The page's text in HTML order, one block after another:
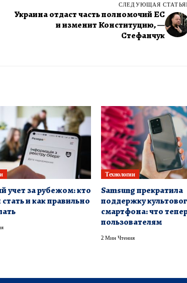
СЛЕДУЮЩАЯ СТАТЬЯ
Украина отдаст часть полномочий ЕС
и изменит Конституцию, —
Стефанчук
учет за рубежом: кто
и как правильно
Технологии
Samsung прекратила
поддержку
смартфона: что
пользователям
2 Мин Чтения